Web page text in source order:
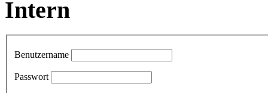
Intern
Benutzername
Passwort